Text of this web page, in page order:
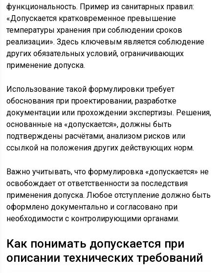
функциональность. Пример из санитарных правил:
«Допускается кратковременное превышение
температуры хранения при соблюдении сроков
реализации». Здесь ключевым является соблюдение
других обязательных условий, ограничивающих
применение допуска.
Использование такой формулировки требует
обоснования при проектировании, разработке
документации или прохождении экспертизы. Решения,
основанные на «допускается», должны быть
подтверждены расчётами, анализом рисков или
ссылкой на положения других действующих норм.
Важно учитывать, что формулировка «допускается» не
освобождает от ответственности за последствия
применения допуска. Любое отступление должно быть
оформлено документально и согласовано при
необходимости с контролирующими органами.
Как понимать допускается при
описании технических требований